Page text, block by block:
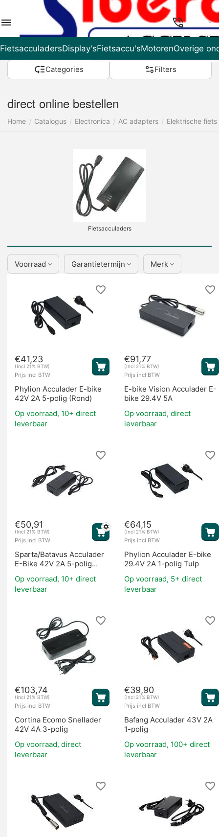
NL
FietsacculadersDisplay'sFietsaccu'sMotorenOverige
Categories Filters
direct online bestellen
Home / Catalogus / Electronica / AC adapters / Elektrische fiets
Fietsacculaders
Fietsaccu's
Overige onderdelen
Voorraad Garantietermijn Merk
€41,23
(Incl 21% BTW)
Prijs incl BTW
Phylion Acculader E-bike
42V 2A 5-polig (Rond)
Op voorraad, 10+ direct
leverbaar
€91,77
(Incl 21% BTW)
Prijs incl BTW
E-bike Vision Acculader E-
bike 29.4V 5A
Op voorraad, direct
leverbaar
€50,91
(Incl 21% BTW)
Prijs incl BTW
Sparta/Batavus Acculader
E-Bike 42V 2A 5-polig
Op voorraad, 10+ direct
leverbaar
€64,15
(Incl 21% BTW)
Prijs incl BTW
Phylion Acculader E-bike
29.4V 2A 1-polig Tulp
Op voorraad, 5+ direct
leverbaar
€103,74
(Incl 21% BTW)
Prijs incl BTW
Cortina Ecomo Snellader
42V 4A 3-polig
Op voorraad, direct
leverbaar
€39,90
(Incl 21% BTW)
Prijs incl BTW
Bafang Acculader 43V 2A
1-polig
Op voorraad, 100+ direct
leverbaar